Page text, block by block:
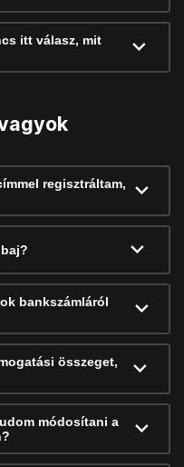
itt válasz, mit
regisztráltam,
bankszámláról
összeget,
módosítani a